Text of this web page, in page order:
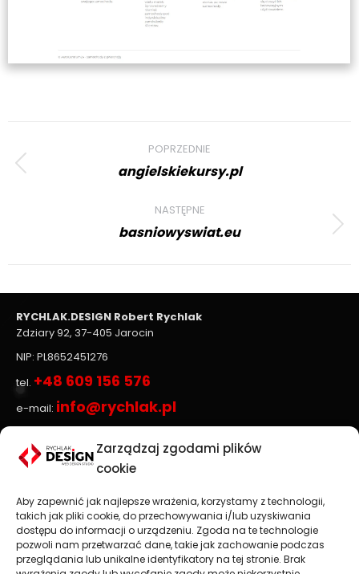
Zarządzaj zgodami plików
cookie
Aby zapewnić jak najlepsze wrażenia, korzystamy z technologii,
takich jak pliki cookie, do przechowywania i/lub uzyskiwania
dostępu do informacji o urządzeniu. Zgoda na te technologie
pozwoli nam przetwarzać dane, takie jak zachowanie podczas
przeglądania lub unikalne identyfikatory na tej stronie. Brak
navigation
POPRZEDNIE
Previous
angielskiekursy.pl
NASTĘPNE
Next
basniowyswiat.eu
RYCHLAK.DESIGN Robert Rychlak
Zdziary 92, 37-405 Jarocin
NIP: PL8652451276
tel. +48 609 156 576
e-mail: info@rychlak.pl
Strony www, sklepy internetowe
Projektowanie stron wwwjest głównym profilem
działalności firmyRYCHLAK.DESIGN. Tworzymy profesjonalne
strony www oraz sklepy internetowe zgodnie z najnowszymi
trendami na rynku.